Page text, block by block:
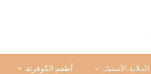
الملاية الأستيك أطقم الكوفرتة